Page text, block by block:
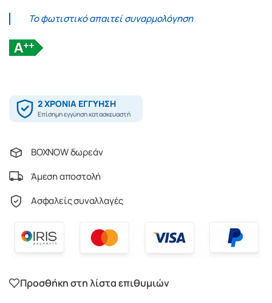
Το φωτιστικό απαιτεί συναρμολόγηση
BOXNOW δωρεάν
Άμεση αποστολή
Ασφαλείς συναλλαγές
Προσθήκη στη λίστα επιθυμιών